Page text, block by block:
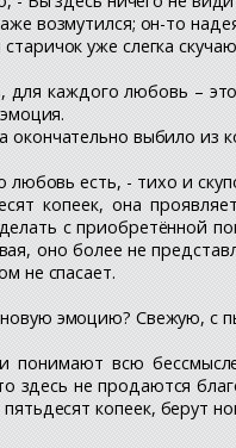
возмутился; он-то
уже слегка
каждого любовь –
выбило из
есть, - тихо и
копеек, она
с приобретённой
оно более не
не спасает.
эмоцию? Свежую, с
понимают всю
здесь не продаются
копеек, берут